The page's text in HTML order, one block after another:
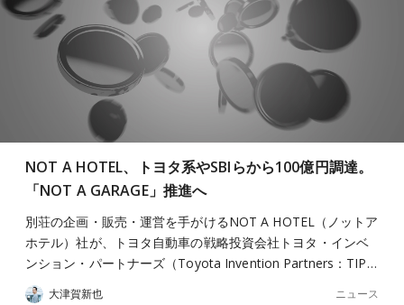
NOT A HOTEL、トヨタ系やSBIらから100億円調達。
「NOT A GARAGE」推進へ
別荘の企画・販売・運営を手がけるNOT A HOTEL（ノットア
ホテル）社が、トヨタ自動車の戦略投資会社トヨタ・インベ
ンション・パートナーズ（Toyota Invention Partners：TIP…
大津賀新也 ニュース